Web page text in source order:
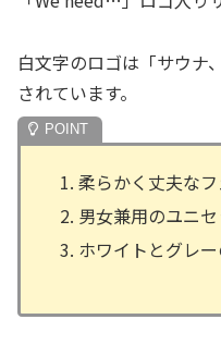
白文字のロゴは「サウナ
されています。
柔らかく丈夫な
男女兼用のユニ
ホワイトとグレ